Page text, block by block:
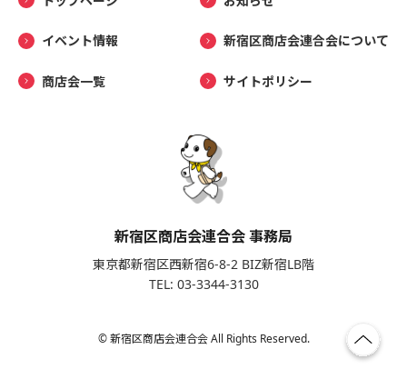
イベント情報 新宿区商店会連合会について
商店会一覧 サイトポリシー
新宿区商店会連合会 事務局
東京都新宿区西新宿6-8-2 BIZ新宿LB階
TEL: 03-3344-3130
© 新宿区商店会連合会 All Rights Reserved.